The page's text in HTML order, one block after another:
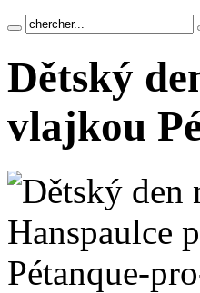
Dětský
vlajkou